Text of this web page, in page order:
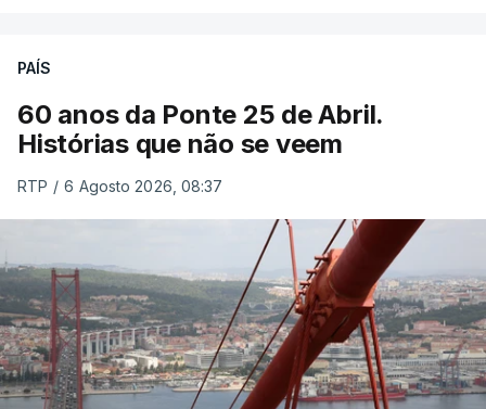
PAÍS
60 anos da Ponte 25 de Abril.
Histórias que não se veem
RTP / 6 Agosto 2026, 08:37